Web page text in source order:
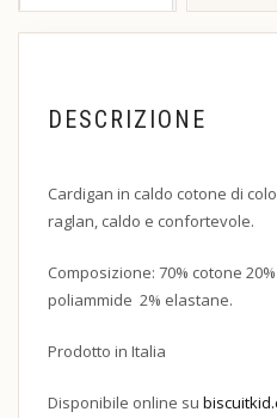
DESCRIZIONE
Cardigan in caldo cotone di
raglan, caldo e confortevole.
Composizione: 70% cotone
poliammide 2% elastane.
Prodotto in Italia
Disponibile online su